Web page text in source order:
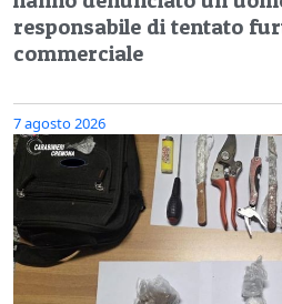
responsabile di tentato
commerciale
7 agosto 2026